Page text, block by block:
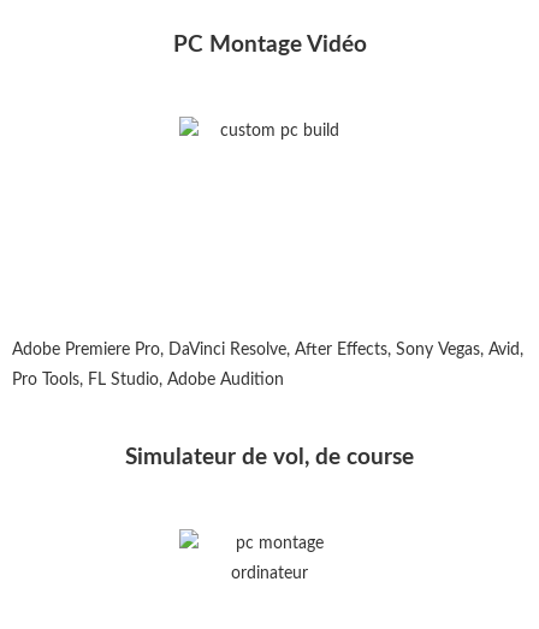
PC Montage Vidéo
Adobe Premiere Pro, DaVinci Resolve, After Effects, Sony Vegas, Avid,
Pro Tools, FL Studio, Adobe Audition
Simulateur de vol, de course